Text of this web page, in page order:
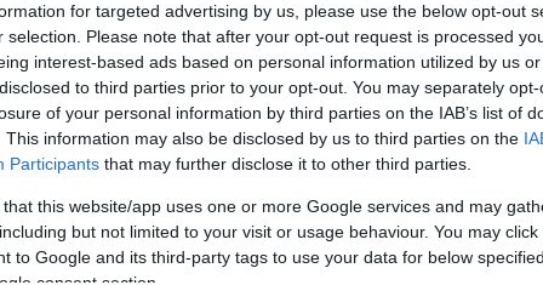
for targeted advertising by us, please use the below opt-out
selection. Please note that after your opt-out request is processed
interest-based ads based on personal information utilized by us
to third parties prior to your opt-out. You may separately
of your personal information by third parties on the IAB’s list of
This information may also be disclosed by us to third parties on the
Participants that may further disclose it to other third parties.
that this website/app uses one or more Google services and may
but not limited to your visit or usage behaviour. You may
to Google and its third-party tags to use your data for below
στο Βέλγιο: Η «δραματική
λεωφορείου